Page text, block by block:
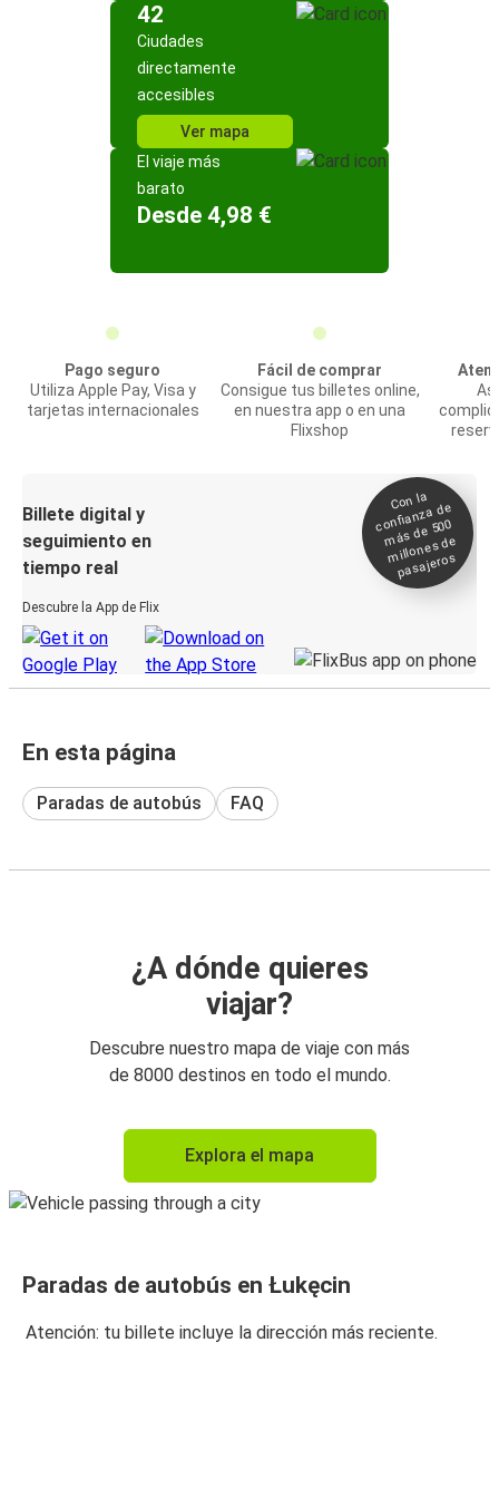
42
Ciudades
directamente
accesibles
Ver mapa
El viaje más
barato
Desde 4,98 €
Pago seguro
Utiliza Apple Pay, Visa y
tarjetas internacionales
Fácil de comprar
Consigue tus billetes online,
en nuestra app o en una
Flixshop
Billete digital y
seguimiento en
tiempo real
Descubre la App de Flix
Con la
confianza de
más de 500
millones de
pasajeros
En esta página
Paradas de autobús FAQ
¿A dónde quieres
viajar?
Descubre nuestro mapa de viaje con más
de 8000 destinos en todo el mundo.
Explora el mapa
Paradas de autobús en Łukęcin
Atención: tu billete incluye la dirección más reciente.